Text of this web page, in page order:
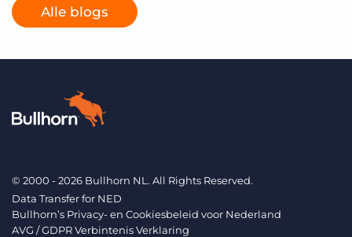
Alle blogs
© 2000 - 2026 Bullhorn NL. All Rights Reserved.
Data Transfer for NED
Bullhorn’s Privacy- en Cookiesbeleid voor Nederland
AVG / GDPR Verbintenis Verklaring